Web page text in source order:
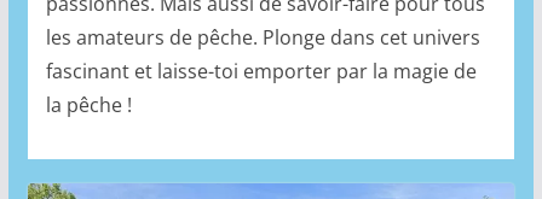
les amateurs de pêche. Plonge dans cet univers
fascinant et laisse-toi emporter par la magie de
la pêche !